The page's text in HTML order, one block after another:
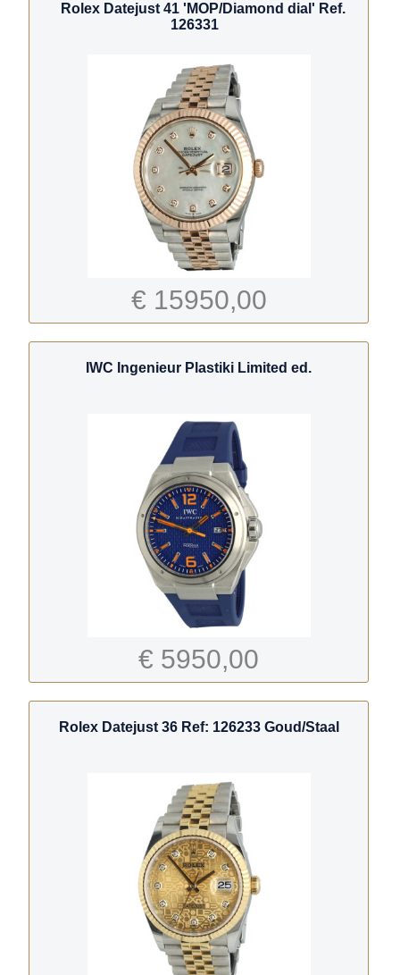
Rolex Datejust 41 'MOP/Diamond dial' Ref.
126331
€ 15950,00
IWC Ingenieur Plastiki Limited ed.
€ 5950,00
Rolex Datejust 36 Ref: 126233 Goud/Staal